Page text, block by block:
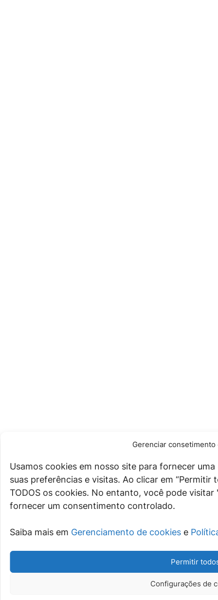
Gerenciar consetimento
Usamos cookies em nosso site para fornecer
suas preferências e visitas. Ao clicar em “Permitir
TODOS os cookies. No entanto, você pode
fornecer um consentimento controlado.
Saiba mais em Gerenciamento de cookies e
Permitir
Configurações de